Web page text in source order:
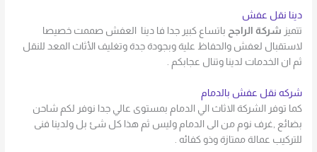
دينا نقل عفش
تتميز شركة الراجح باتساع كبير جدا فا دينا العفش صممت خصيصا
لاستقبال لعفش والحفاظ علية وبجودة جدة وتغليف الأثاث المعد للنقل
ثم ان الخدمات لدينا وتنال عجابكم .
شركه نقل عفش بالدمام
كما توفر الشركة الاثاث الي الدمام بمستوى عالي جدا نوفر لكم شاحن
بضائع ,غرف نوم من الى الدمام وليس ثم هذا كل شئ بل ولدينا فنى
للتركيب عمالة ممتازة وذو كفائه .